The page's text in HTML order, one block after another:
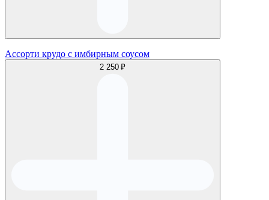
Ассорти крудо с имбирным соусом
2 250 ₽